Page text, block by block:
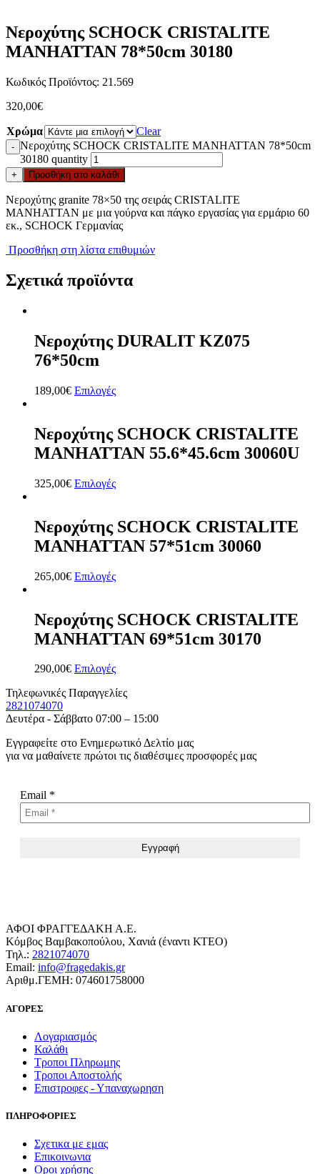
Νεροχύτης SCHOCK CRISTALITE
MANHATTAN 78*50cm 30180
Κωδικός Προϊόντος: 21.569
320,00€
Χρώμα Clear
- Νεροχύτης SCHOCK CRISTALITE MANHATTAN 78*50cm
30180 quantity
+ Προσθήκη στο καλάθι
Νεροχύτης granite 78×50 της σειράς CRISTALITE
MANHATTAN με μια γούρνα και πάγκο εργασίας για ερμάριο 60
εκ., SCHOCK Γερμανίας
Προσθήκη στη λίστα επιθυμιών
Σχετικά προϊόντα
Νεροχύτης DURALIT KZ075
76*50cm
189,00€ Επιλογές
Νεροχύτης SCHOCK CRISTALITE
MANHATTAN 55.6*45.6cm 30060U
325,00€ Επιλογές
Νεροχύτης SCHOCK CRISTALITE
MANHATTAN 57*51cm 30060
265,00€ Επιλογές
Νεροχύτης SCHOCK CRISTALITE
MANHATTAN 69*51cm 30170
290,00€ Επιλογές
Τηλεφωνικές Παραγγελίες
2821074070
Δευτέρα - Σάββατο 07:00 – 15:00
Εγγραφείτε στο Ενημερωτικό Δελτίο μας
για να μαθαίνετε πρώτοι τις διαθέσιμες προσφορές μας
Email *
ΑΦΟΙ ΦΡΑΓΓΕΔΑΚΗ Α.Ε.
Κόμβος Βαμβακοπούλου, Χανιά (έναντι ΚΤΕΟ)
Τηλ.: 2821074070
Email: info@fragedakis.gr
Αριθμ.ΓΕΜΗ: 074601758000
ΑΓΟΡΕΣ
Λογαριασμός
Καλάθι
Τροποι Πληρωμης
Τροποι Αποστολής
Επιστροφες - Υπαναχωρηση
ΠΛΗΡΟΦΟΡΙΕΣ
Σχετικα με εμας
Επικοινωνια
Οροι χρήσης